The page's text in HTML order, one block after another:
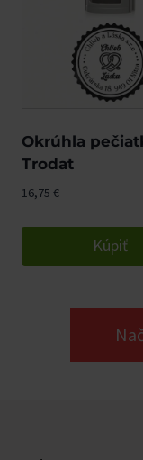
Okrúhla
Trodat
16,75 €
Kúpiť